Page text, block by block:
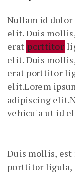
Nullam id
elit. Duis
erat porttitor
elit. Duis
erat porttitor
elit.Lorem
adipiscing
vehicula ut id
Duis mollis, est
porttitor ligula,